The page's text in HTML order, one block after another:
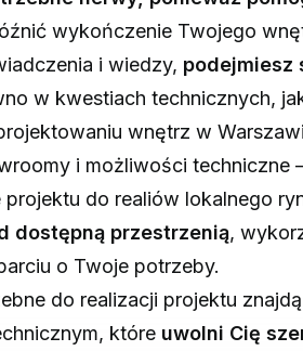
wykończenie Twojego
i wiedzy, podejmiesz
w kwestiach technicznych,
wnętrz w
i możliwości techniczne
do realiów lokalnego
dostępną przestrzenią,
o Twoje potrzeby.
do realizacji projektu
które uwolni Cię